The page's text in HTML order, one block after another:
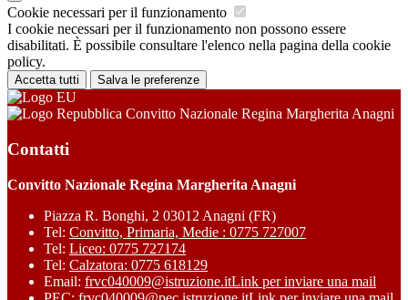
Cookie necessari per il funzionamento
I cookie necessari per il funzionamento non possono essere
disabilitati. È possibile consultare l'elenco nella pagina della cookie
policy.
Accetta tutti Salva le preferenze
Convitto Nazionale Regina Margherita Anagni
Contatti
Convitto Nazionale Regina Margherita Anagni
Piazza R. Bonghi, 2 03012 Anagni (FR)
Tel: Convitto, Primaria, Medie : 0775 727007
Tel: Liceo: 0775 727174
Tel: Calzatora: 0775 618129
Email: frvc040009@istruzione.itLink per inviare una mail